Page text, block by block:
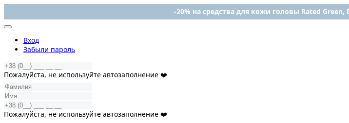
-20% на средства для кожи головы Rated Green,
Вход
Забыли пароль
Пожалуйста, не используйте автозаполнение ❤️
Пожалуйста, не используйте автозаполнение ❤️